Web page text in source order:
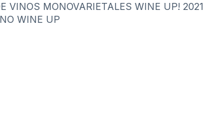
VINOS MONOVARIETALES WINE UP! 2021
WINE UP